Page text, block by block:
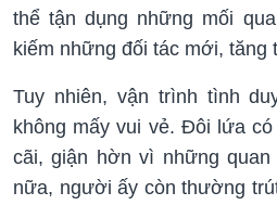
thể tận dụng những mối
kiếm những đối tác mới, tăng
Tuy nhiên, vận trình tình
không mấy vui vẻ. Đôi lứa
cãi, giận hờn vì những
nữa, người ấy còn thường